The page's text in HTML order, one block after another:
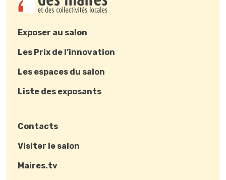
Exposer au salon
Les Prix de l’innovation
Les espaces du salon
Liste des exposants
Contacts
Visiter le salon
Maires.tv